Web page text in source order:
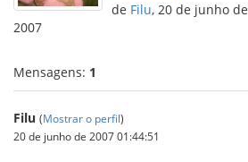
de Filu, 20 de junho de
2007
Mensagens: 1
Filu (Mostrar o perfil)
20 de junho de 2007 01:44:51